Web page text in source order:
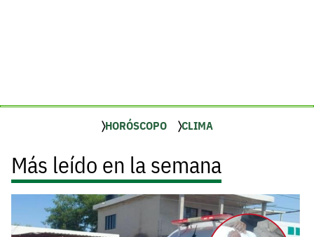
HORÓSCOPO CLIMA
Más leído en la semana